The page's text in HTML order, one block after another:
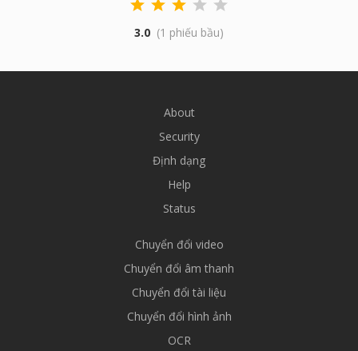
3.0 (1 phiếu bầu)
About
Security
Định dạng
Help
Status
Chuyển đổi video
Chuyển đổi âm thanh
Chuyển đổi tài liệu
Chuyển đổi hình ảnh
OCR